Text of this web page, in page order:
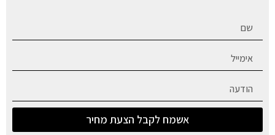
אשמח לקבל הצעת מחיר